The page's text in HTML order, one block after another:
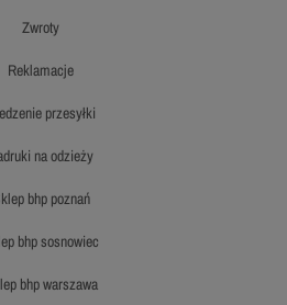
zwroty
reklamacje
przesyłki
na odzieży
sklep bhp poznań
bhp sosnowiec
bhp warszawa